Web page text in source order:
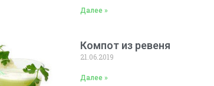
Далее »
Компот из ревеня
21.06.2019
Далее »